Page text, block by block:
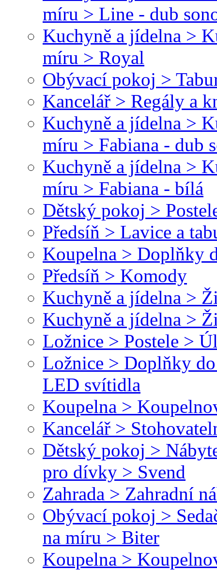
míru > Line - dub
Kuchyně a jídelna >
míru > Royal
Obývací pokoj >
Kancelář > Regály a
Kuchyně a jídelna >
míru > Fabiana - dub
Kuchyně a jídelna >
míru > Fabiana - bílá
Dětský pokoj >
Předsíň > Lavice a
Koupelna > Doplňky
Předsíň > Komody
Kuchyně a jídelna >
Kuchyně a jídelna >
Ložnice > Postele >
Ložnice > Doplňky
LED svítidla
Koupelna >
Kancelář >
Dětský pokoj >
pro dívky > Svend
Zahrada > Zahradní
Obývací pokoj >
na míru > Biter
Koupelna >